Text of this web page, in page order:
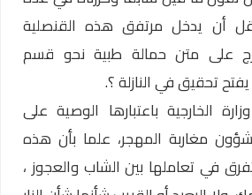
أن يدخل مرتفق هذه القنصلية
على متن حمالة طبية نحو قسم
تحقيق في النازلة ؟.
الخارجية باعتبارها الوصية على
مغاربة المهجر، علما بأن هذه
في تعاملها بين الشاب والعجوز ،